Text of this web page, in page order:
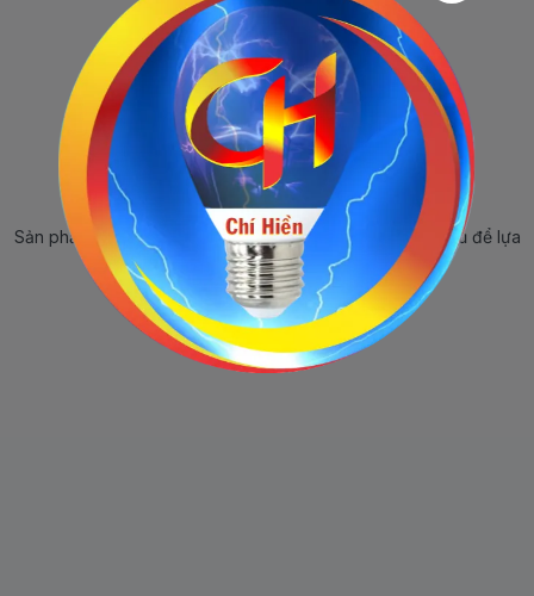
Sản phẩm ngừng bán
Sản phẩm này hiện tại đã ngừng bán. Hãy trở về trang chủ để lựa
chọn sản phẩm khác.
Quay lại trang chủ